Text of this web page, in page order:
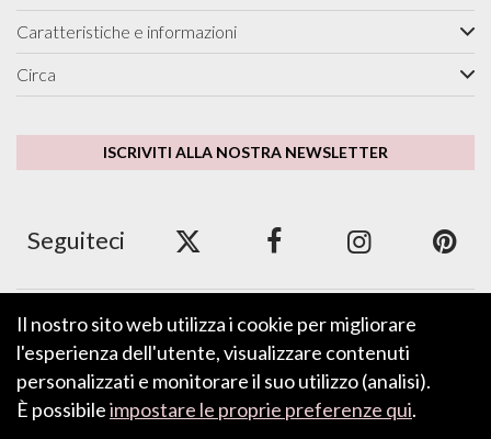
Caratteristiche e informazioni
Circa
ISCRIVITI ALLA NOSTRA NEWSLETTER
Seguiteci
Accettiamo ApplePay, GooglePay, PayPal e carte di
Il nostro sito web utilizza i cookie per migliorare
l'esperienza dell'utente, visualizzare contenuti
personalizzati e monitorare il suo utilizzo (analisi).
È possibileimpostare le proprie preferenze qui.